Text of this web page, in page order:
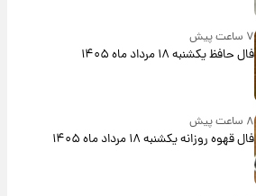
۷ ساعت پیش
فال حافظ یکشنبه ۱۸ مرداد ماه ۱۴۰۵
۸ ساعت پیش
فال قهوه روزانه یکشنبه ۱۸ مرداد ماه ۱۴۰۵